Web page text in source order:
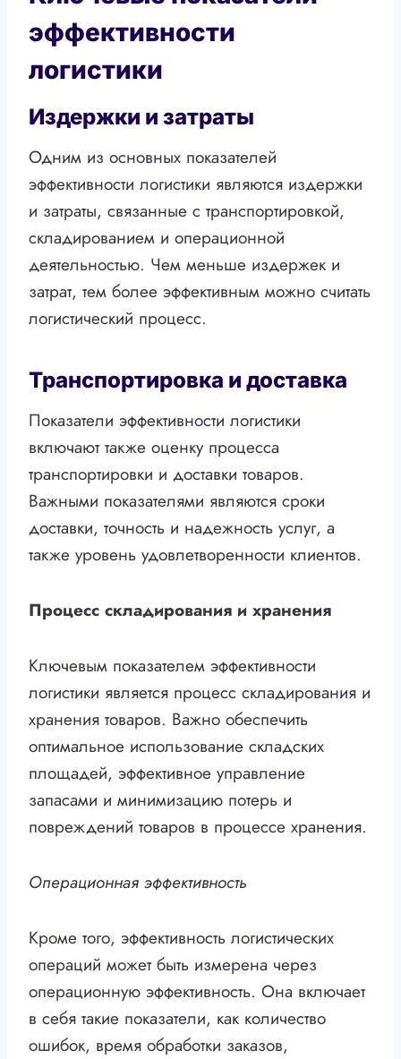
эффективности
логистики
Издержки и затраты
Одним из основных показателей
эффективности логистики являются издержки
и затраты, связанные с транспортировкой,
складированием и операционной
деятельностью. Чем меньше издержек и
затрат, тем более эффективным можно считать
логистический процесс.
Транспортировка и доставка
Показатели эффективности логистики
включают также оценку процесса
транспортировки и доставки товаров.
Важными показателями являются сроки
доставки, точность и надежность услуг, а
также уровень удовлетворенности клиентов.
Процесс складирования и хранения
Ключевым показателем эффективности
логистики является процесс складирования и
хранения товаров. Важно обеспечить
оптимальное использование складских
площадей, эффективное управление
запасами и минимизацию потерь и
повреждений товаров в процессе хранения.
Операционная эффективность
Кроме того, эффективность логистических
операций может быть измерена через
операционную эффективность. Она включает
в себя такие показатели, как количество
ошибок, время обработки заказов,